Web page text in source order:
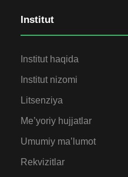
Institut
Institut haqida
Institut nizomi
Litsenziya
Me’yoriy hujjatlar
Umumiy ma’lumot
Rekvizitlar